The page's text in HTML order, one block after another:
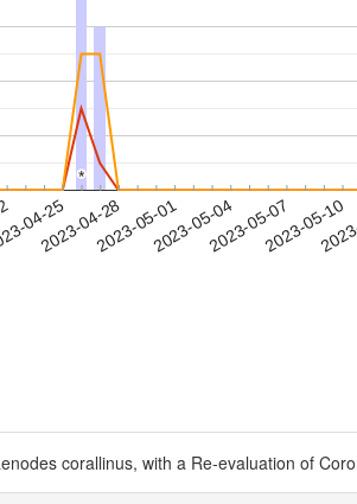
04-25
2023-04-282023-05-012023-05-042023-05-072023-05-10
*
*
corallinus, with a Re-evaluation of